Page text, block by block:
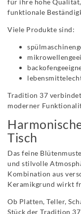
für ihre hohe
funktionale
Viele Produkte sind:
Tradition 37
moderner
Tisch
Das feine
und stilvolle
Kombination aus
Keramikgrund wirkt
Ob Platten, Teller,
Stück der Tradition